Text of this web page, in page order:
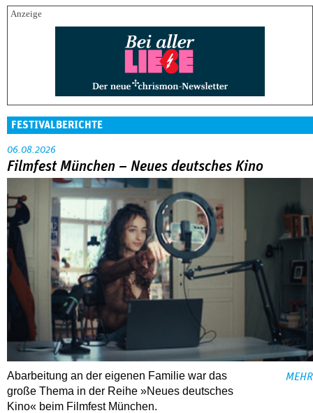
FESTIVALBERICHTE
06.08.2026
Filmfest München – Neues deutsches Kino
Abarbeitung an der eigenen Familie war das
große Thema in der Reihe »Neues deutsches
Kino« beim Filmfest München.
MEHR